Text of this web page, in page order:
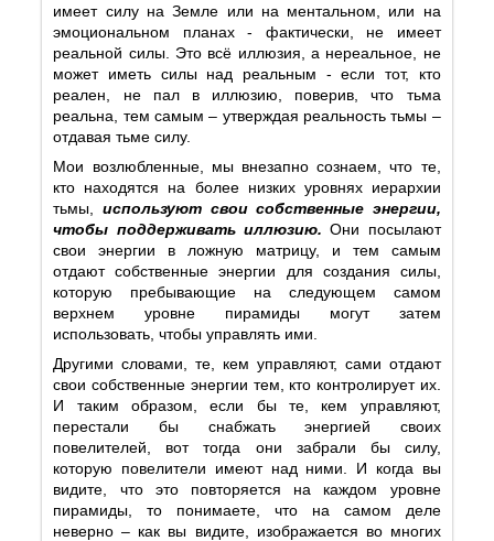
имеет силу на Земле или на ментальном, или на
эмоциональном планах - фактически, не имеет
реальной силы. Это всё иллюзия, а нереальное, не
может иметь силы над реальным - если тот, кто
реален, не пал в иллюзию, поверив, что тьма
реальна, тем самым – утверждая реальность тьмы –
отдавая тьме силу.
Мои возлюбленные, мы внезапно сознаем, что те,
кто находятся на более низких уровнях иерархии
тьмы, используют свои собственные энергии,
чтобы поддерживать иллюзию. Они посылают
свои энергии в ложную матрицу, и тем самым
отдают собственные энергии для создания силы,
которую пребывающие на следующем самом
верхнем уровне пирамиды могут затем
использовать, чтобы управлять ими.
Другими словами, те, кем управляют, сами отдают
свои собственные энергии тем, кто контролирует их.
И таким образом, если бы те, кем управляют,
перестали бы снабжать энергией своих
повелителей, вот тогда они забрали бы силу,
которую повелители имеют над ними. И когда вы
видите, что это повторяется на каждом уровне
пирамиды, то понимаете, что на самом деле
неверно – как вы видите, изображается во многих